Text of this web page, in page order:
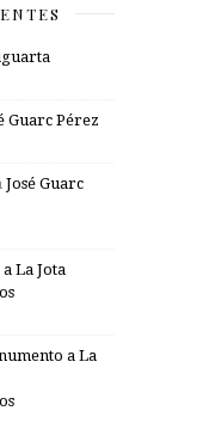
Guarc Pérez
José Guarc
La Jota
a La